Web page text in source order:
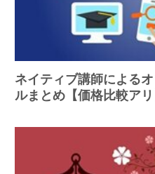
ネイティブ講師による
ルまとめ【価格比較アリ